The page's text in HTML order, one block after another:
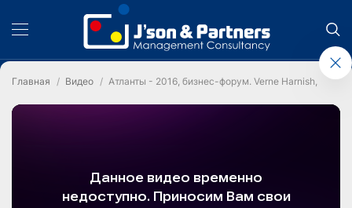
Главная Видео Атланты - 2016, бизнес-форум. Verne Harnish,